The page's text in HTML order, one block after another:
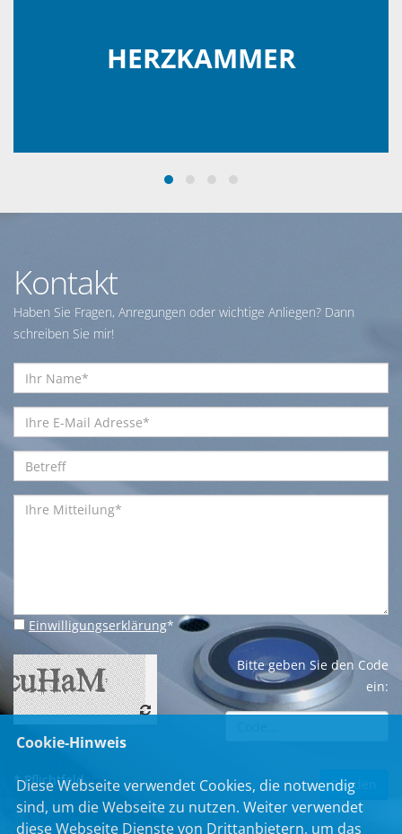
HERZKAMMER
Kontakt
Haben Sie Fragen, Anregungen oder wichtige Anliegen? Dann
schreiben Sie mir!
Einwilligungserklärung*
Bitte geben Sie den Code
ein:
* Pflichtfeld
Cookie-Hinweis
Diese Webseite verwendet Cookies, die notwendig
sind, um die Webseite zu nutzen. Weiter verwendet
diese Webseite Dienste von Drittanbietern, um das